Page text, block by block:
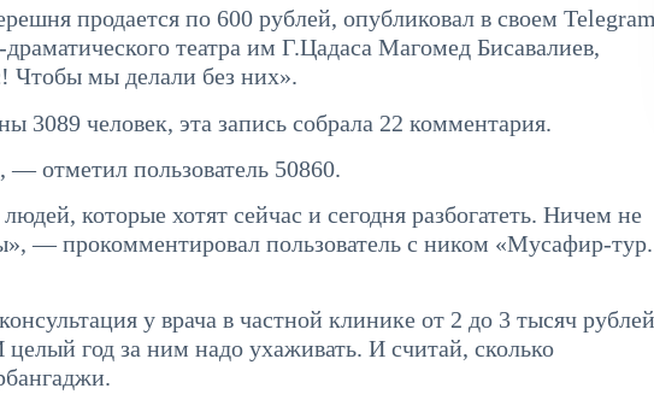
продается по 600 рублей, опубликовал в своем
театра им Г.Цадаса Магомед Бисавалиев,
Чтобы мы делали без них».
3089 человек, эта запись собрала 22 комментария.
отметил пользователь 50860.
которые хотят сейчас и сегодня разбогатеть. Ничем не
— прокомментировал пользователь с ником «Мусафир-тур.
у врача в частной клинике от 2 до 3 тысяч
год за ним надо ухаживать. И считай, сколько